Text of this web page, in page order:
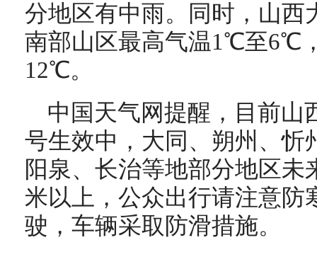
分地区有中雨。同时，山西
南部山区最高气温1℃至6℃
12℃。
中国天气网提醒，目前山
号生效中，大同、朔州、忻
阳泉、长治等地部分地区未
米以上，公众出行请注意防
驶，车辆采取防滑措施。